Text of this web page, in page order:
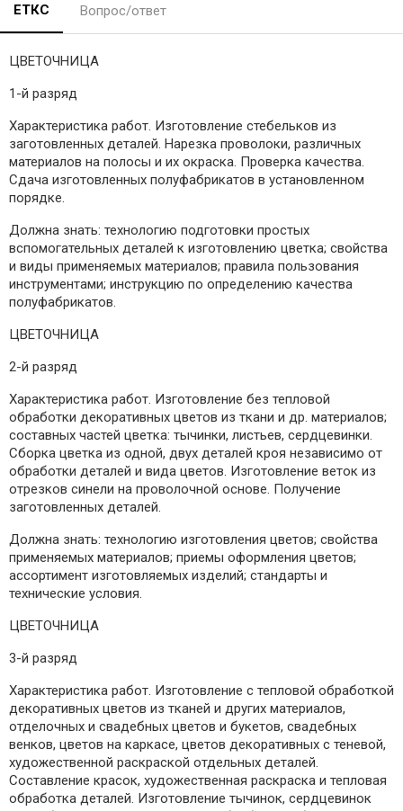
ЕТКС Вопрос/ответ
ЦВЕТОЧНИЦА
1-й разряд
Характеристика работ. Изготовление стебельков из
заготовленных деталей. Нарезка проволоки, различных
материалов на полосы и их окраска. Проверка качества.
Сдача изготовленных полуфабрикатов в установленном
порядке.
Должна знать: технологию подготовки простых
вспомогательных деталей к изготовлению цветка; свойства
и виды применяемых материалов; правила пользования
инструментами; инструкцию по определению качества
полуфабрикатов.
ЦВЕТОЧНИЦА
2-й разряд
Характеристика работ. Изготовление без тепловой
обработки декоративных цветов из ткани и др. материалов;
составных частей цветка: тычинки, листьев, сердцевинки.
Сборка цветка из одной, двух деталей кроя независимо от
обработки деталей и вида цветов. Изготовление веток из
отрезков синели на проволочной основе. Получение
заготовленных деталей.
Должна знать: технологию изготовления цветов; свойства
применяемых материалов; приемы оформления цветов;
ассортимент изготовляемых изделий; стандарты и
технические условия.
ЦВЕТОЧНИЦА
3-й разряд
Характеристика работ. Изготовление с тепловой обработкой
декоративных цветов из тканей и других материалов,
отделочных и свадебных цветов и букетов, свадебных
венков, цветов на каркасе, цветов декоративных с теневой,
художественной раскраской отдельных деталей.
Составление красок, художественная раскраска и тепловая
обработка деталей. Изготовление тычинок, сердцевинок